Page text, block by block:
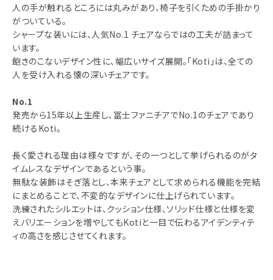
人の手が触れるところには丸みがあり、椅子を引くための手掛かり
がついている。
シャープな装いには、人気No.1 チェアならではの工夫が詰まって
います。
飽きのこないデザイン性に、幅広いサイズ展開。「Koti」は、全ての
人を受け入れる懐の深いチェアです。
No.1
発売から15年以上生産し、冨士ファニチアでNo.1のチェアであり
続けるKoti。
長く愛される理由は様々ですが、その一つとして挙げられるのがタ
イムレスなデザインであるという事。
無駄な装飾はそぎ落とし、本来チェアとして求められる機能を完結
にまとめることで、不変的なデザインに仕上げられています。
洗練されたシルエットは、クッション仕様、ソリッド仕様と仕様を変
えバリエーションを増やしてもKotiと一目で伝わるアイデンティテ
ィの高さを感じさせてくれます。